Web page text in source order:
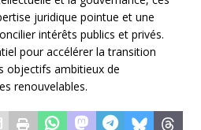
juridique pointue et une
intérêts publics et privés.
pour accélérer la transition
objectifs ambitieux de
renouvelables.